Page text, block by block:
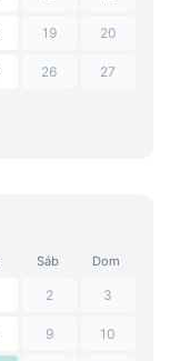
19 20
26 27
Sáb Dom
2 3
9 10